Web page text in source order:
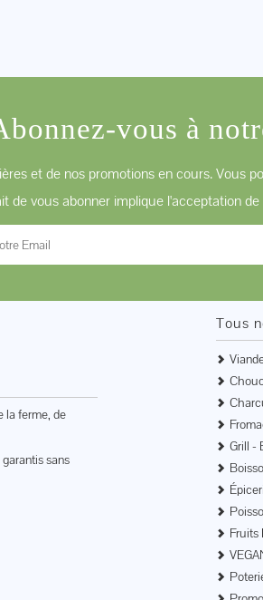
vous à
et de nos promotions en cours. Vous
de vous abonner implique l'acceptation de
la ferme, de
sans
Tous
Grill -
Fruits